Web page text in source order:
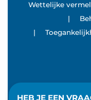
HEB JE EEN
Wettelijke
|
|